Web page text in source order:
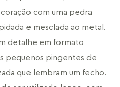
com uma pedra
e mesclada ao metal.
detalhe em formato
pequenos pingentes de
que lembram um fecho.